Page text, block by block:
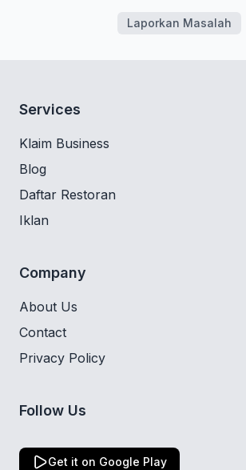
Laporkan Masalah
Services
Klaim Business
Blog
Daftar Restoran
Iklan
Company
About Us
Contact
Privacy Policy
Follow Us
Get it on Google Play